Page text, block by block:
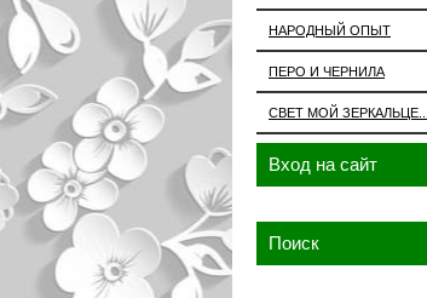
НАРОДНЫЙ ОПЫТ
ПЕРО И ЧЕРНИЛА
СВЕТ МОЙ ЗЕРКАЛЬЦЕ...
Вход на сайт
Поиск